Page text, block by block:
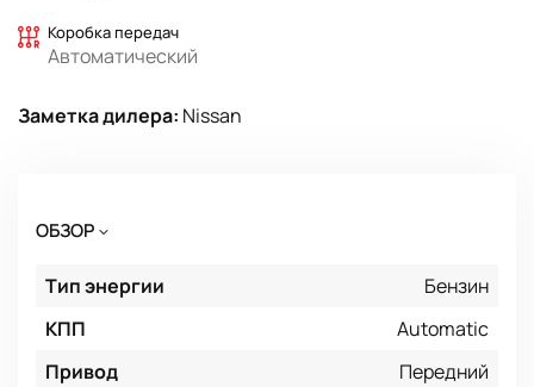
Коробка передач
Автоматический
Заметка дилера: Nissan
ОБЗОР
Тип энергии
Бензин
КПП
Automatic
Привод
Передний